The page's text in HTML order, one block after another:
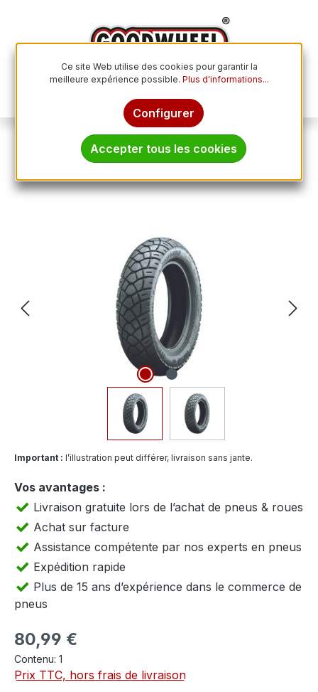
HEIDENAU 100/90 - 10 XL TL 61J K58
Ignorer la galerie d'images
Important : l’illustration peut différer, livraison sans jante.
Vos avantages :
Livraison gratuite lors de l’achat de pneus & roues
Achat sur facture
Assistance compétente par nos experts en pneus
Expédition rapide
Plus de 15 ans d’expérience dans le commerce de
pneus
Prix régulier :
80,99 €
Contenu: 1
Prix TTC, hors frais de livraison
Ce site Web utilise des cookies pour garantir la
meilleure expérience possible. Plus d'informations...
Configurer
Accepter tous les cookies